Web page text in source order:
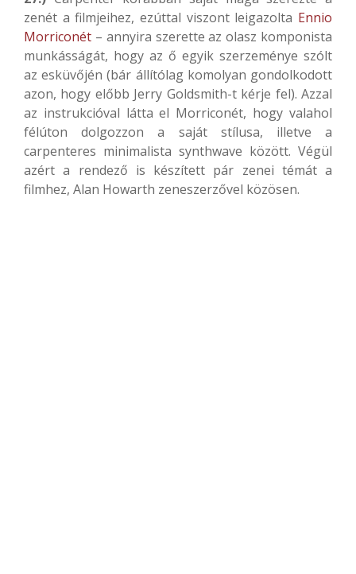
zenét a filmjeihez, ezúttal viszont leigazolta Ennio
Morriconét – annyira szerette az olasz komponista
munkásságát, hogy az ő egyik szerzeménye szólt
az esküvőjén (bár állítólag komolyan gondolkodott
azon, hogy előbb Jerry Goldsmith-t kérje fel). Azzal
az instrukcióval látta el Morriconét, hogy valahol
félúton dolgozzon a saját stílusa, illetve a
carpenteres minimalista synthwave között. Végül
azért a rendező is készített pár zenei témát a
filmhez, Alan Howarth zeneszerzővel közösen.